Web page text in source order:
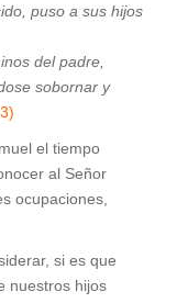
puso a sus hijos
del padre,
sobornar y
el tiempo
al Señor
ocupaciones,
si es que
nuestros hijos